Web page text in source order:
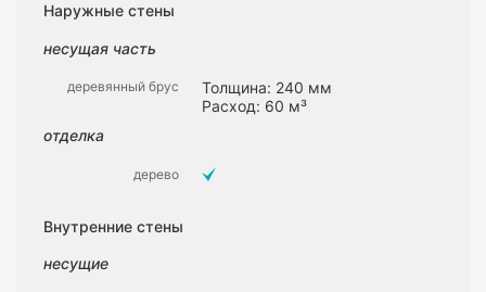
Наружные стены
несущая часть
деревянный брус
Толщина: 240 мм
Расход: 60 м³
отделка
дерево
Внутренние стены
несущие